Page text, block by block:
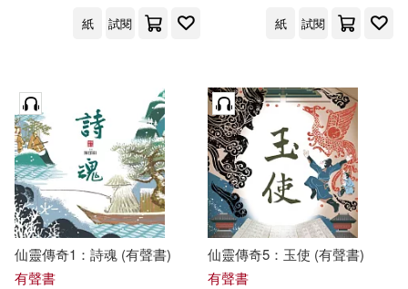
紙
試閱
紙
試閱
仙靈傳奇1：詩魂 (有聲書)
有聲書
仙靈傳奇5：玉使 (有聲書)
有聲書